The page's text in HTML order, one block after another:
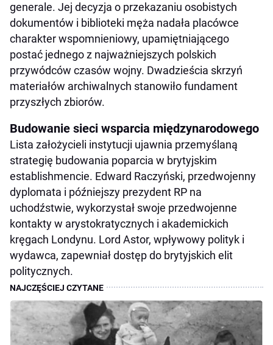
generale. Jej decyzja o przekazaniu osobistych
dokumentów i biblioteki męża nadała placówce
charakter wspomnieniowy, upamiętniającego
postać jednego z najważniejszych polskich
przywódców czasów wojny. Dwadzieścia skrzyń
materiałów archiwalnych stanowiło fundament
przyszłych zbiorów.
Budowanie sieci wsparcia międzynarodowego
Lista założycieli instytucji ujawnia przemyślaną
strategię budowania poparcia w brytyjskim
establishmencie. Edward Raczyński, przedwojenny
dyplomata i późniejszy prezydent RP na
uchodźstwie, wykorzystał swoje przedwojenne
kontakty w arystokratycznych i akademickich
kręgach Londynu. Lord Astor, wpływowy polityk i
wydawca, zapewniał dostęp do brytyjskich elit
politycznych.